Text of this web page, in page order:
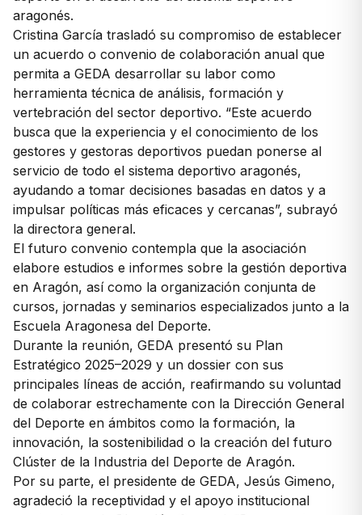
aragonés.
Cristina García trasladó su compromiso de establecer
un acuerdo o convenio de colaboración anual que
permita a GEDA desarrollar su labor como
herramienta técnica de análisis, formación y
vertebración del sector deportivo. “Este acuerdo
busca que la experiencia y el conocimiento de los
gestores y gestoras deportivos puedan ponerse al
servicio de todo el sistema deportivo aragonés,
ayudando a tomar decisiones basadas en datos y a
impulsar políticas más eficaces y cercanas”, subrayó
la directora general.
El futuro convenio contempla que la asociación
elabore estudios e informes sobre la gestión deportiva
en Aragón, así como la organización conjunta de
cursos, jornadas y seminarios especializados junto a la
Escuela Aragonesa del Deporte.
Durante la reunión, GEDA presentó su Plan
Estratégico 2025–2029 y un dossier con sus
principales líneas de acción, reafirmando su voluntad
de colaborar estrechamente con la Dirección General
del Deporte en ámbitos como la formación, la
innovación, la sostenibilidad o la creación del futuro
Clúster de la Industria del Deporte de Aragón.
Por su parte, el presidente de GEDA, Jesús Gimeno,
agradeció la receptividad y el apoyo institucional